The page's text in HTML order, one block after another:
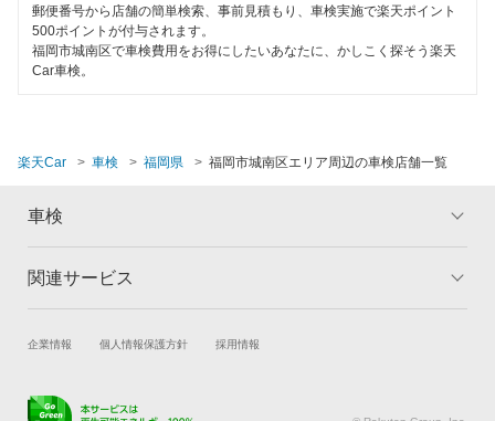
郵便番号から店舗の簡単検索、事前見積もり、車検実施で楽天ポイント
500ポイントが付与されます。
福岡市城南区で車検費用をお得にしたいあなたに、かしこく探そう楽天
Car車検。
楽天Car 車検 福岡県 福岡市城南区エリア周辺の車検店舗一覧
車検
トップ
車検の基礎知識 キャンペーン一覧
関連サービス
試乗・商談 新車購入
キズ修理予約
企業情報 個人情報保護方針 採用情報